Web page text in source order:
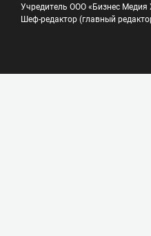
Учредитель ООО «Бизнес Медия
Шеф-редактор (главный